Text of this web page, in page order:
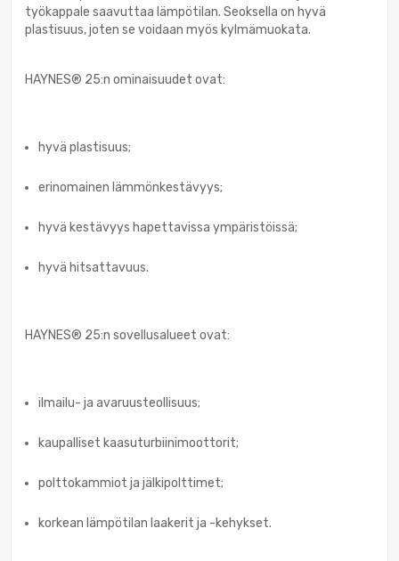
työkappale saavuttaa lämpötilan. Seoksella on hyvä
plastisuus, joten se voidaan myös kylmämuokata.
HAYNES® 25:n ominaisuudet ovat:
hyvä plastisuus;
erinomainen lämmönkestävyys;
hyvä kestävyys hapettavissa ympäristöissä;
hyvä hitsattavuus.
HAYNES® 25:n sovellusalueet ovat:
ilmailu- ja avaruusteollisuus;
kaupalliset kaasuturbiinimoottorit;
polttokammiot ja jälkipolttimet;
korkean lämpötilan laakerit ja -kehykset.